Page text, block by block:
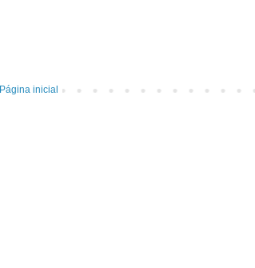
Página inicial